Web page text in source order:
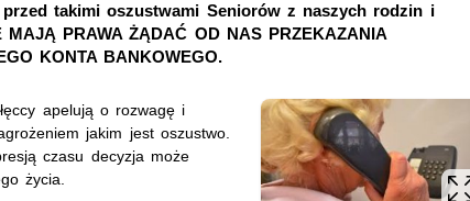
takimi oszustwami Seniorów z naszych rodzin i
MAJĄ PRAWA ŻĄDAĆ OD NAS PRZEKAZANIA
KONTA BANKOWEGO.
apelują o rozwagę i
jakim jest oszustwo.
czasu decyzja może
życia.